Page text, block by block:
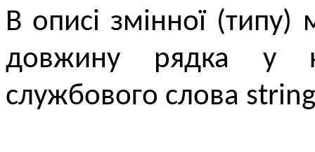
В описі змінної
довжину рядка у
службового слова